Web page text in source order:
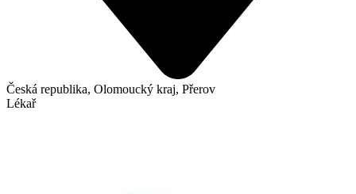
Česká republika, Olomoucký kraj, Přerov
Lékař